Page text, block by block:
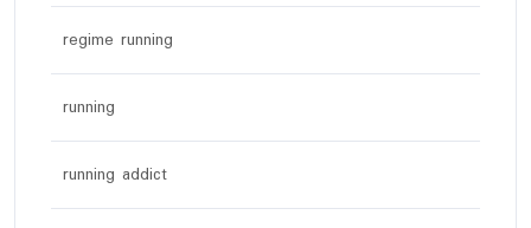
regime running
running
running addict